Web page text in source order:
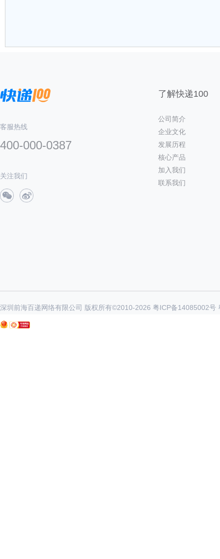
客服热线
400-000-0387
关注我们
了解快递100
公司简介
企业文化
发展历程
核心产品
加入我们
联系我们
深圳前海百递网络有限公司 版权所有©2010-2026 粤ICP备14085002号